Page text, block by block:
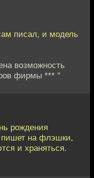
писал, и модель
возможность
фирмы *** "
рождения
пишет на флэшки,
и храняться.